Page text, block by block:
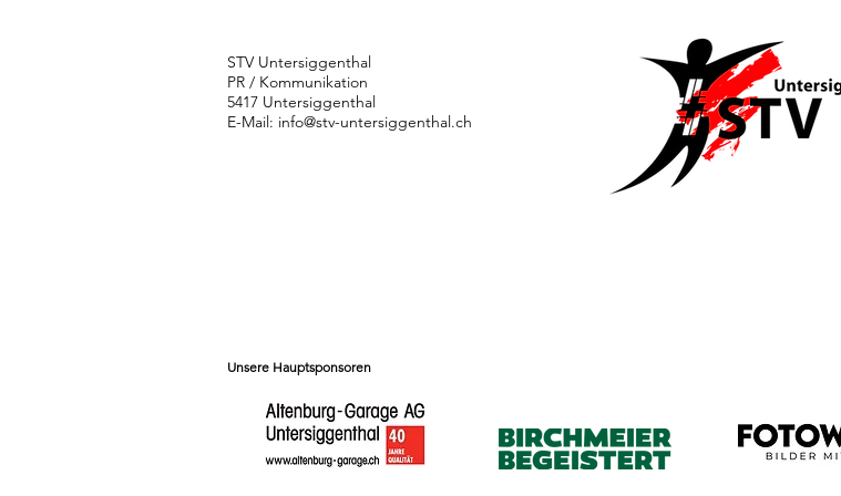
STV Untersiggenthal
PR / Kommunikation
5417 Untersiggenthal
E-Mail: info@stv-untersiggenthal.ch
Unsere Hauptsponsoren